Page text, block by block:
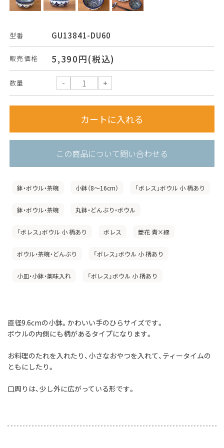
型番 GU13841-DU60
販売価格 5,390円(税込)
数量
この商品について問い合わせる
鉢・ボウル・茶碗 小鉢（8〜16cm） 「ボレス」ボウル 小 柄あり
鉢・ボウル・茶碗 丸鉢・どんぶり・ボウル
「ボレス」ボウル 小 柄あり ボレス 菱花 青×緑
ボウル・茶碗・どんぶり 「ボレス」ボウル 小 柄あり
小皿・小鉢・薬味入れ 「ボレス」ボウル 小 柄あり
直径9.6cmの小鉢。かわいい手のひらサイズです。
ボウルの内側にも柄があるタイプになります。
お料理のたれを入れたり、小さなおやつを入れて、ティータイムの
ともにしたり。
口周りは、少し外に広がっている形です。